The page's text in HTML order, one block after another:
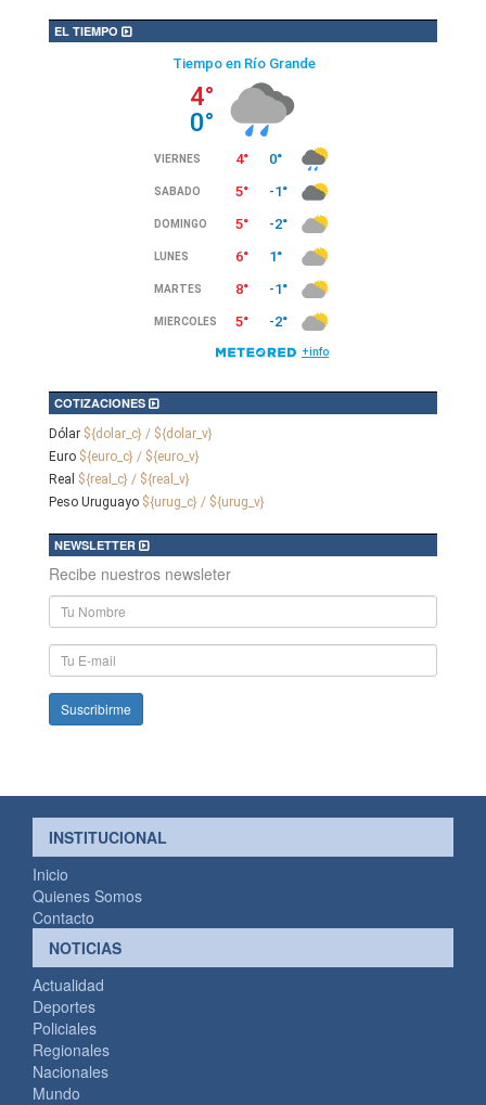
EL TIEMPO
COTIZACIONES
Dólar ${dolar_c} / ${dolar_v}
Euro ${euro_c} / ${euro_v}
Real ${real_c} / ${real_v}
Peso Uruguayo ${urug_c} / ${urug_v}
NEWSLETTER
Recibe nuestros newsleter
Nombre
y
Apellido
E-
mail
INSTITUCIONAL
Inicio
Quienes Somos
Contacto
NOTICIAS
Actualidad
Deportes
Policiales
Regionales
Nacionales
Mundo